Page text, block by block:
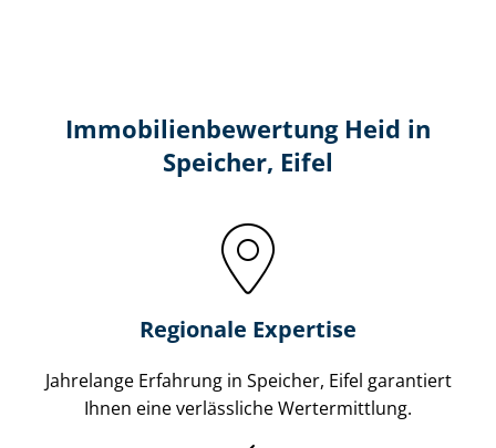
Immobilien­bewertung Heid in
Speicher, Eifel
Regionale Expertise
Jahrelange Erfahrung in Speicher, Eifel garantiert
Ihnen eine verlässliche Wertermittlung.